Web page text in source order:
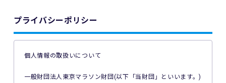
トへのエントリーができない場合があります。ご利用の端末
切の責任を負いません。
プライバシーポリシー
個人情報の取扱いについて
一般財団法人東京マラソン財団(以下「当財団」といいます。)